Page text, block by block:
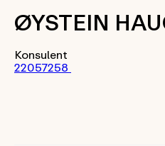
ØYSTEIN
Konsulent
22057258